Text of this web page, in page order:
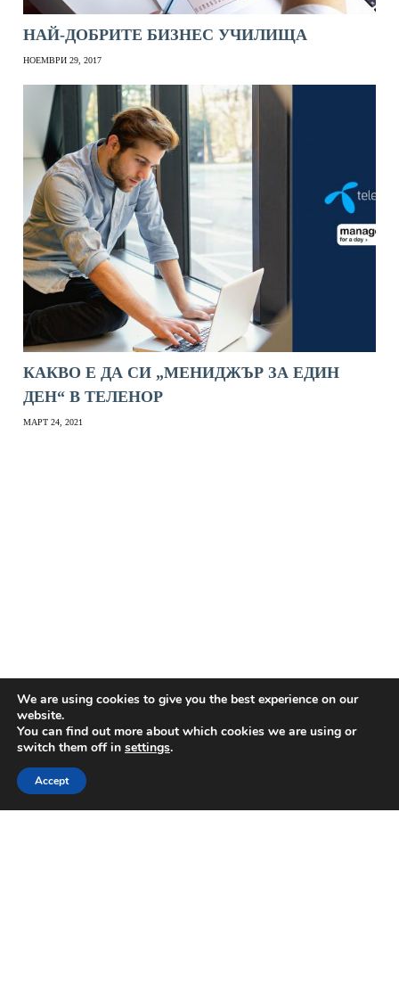
НАЙ-ДОБРИТЕ БИЗНЕС УЧИЛИЩА
НОЕМВРИ 29, 2017
КАКВО Е ДА СИ „МЕНИДЖЪР ЗА ЕДИН
ДЕН“ В ТЕЛЕНОР
МАРТ 24, 2021
We are using cookies to give you the best experience on our
website.
You can find out more about which cookies we are using or
switch them off in settings.
Accept